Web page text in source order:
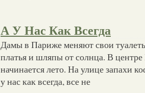
А У Нас Как Всегда
Дамы в Париже меняют свои
платья и шляпы от солнца. В
начинается лето. На улице запахи
у нас как всегда, все не